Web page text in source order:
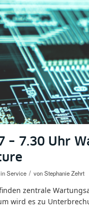
– 7.30 Uhr
inService / vonStephanie Zehrt
zentrale
wird es zu